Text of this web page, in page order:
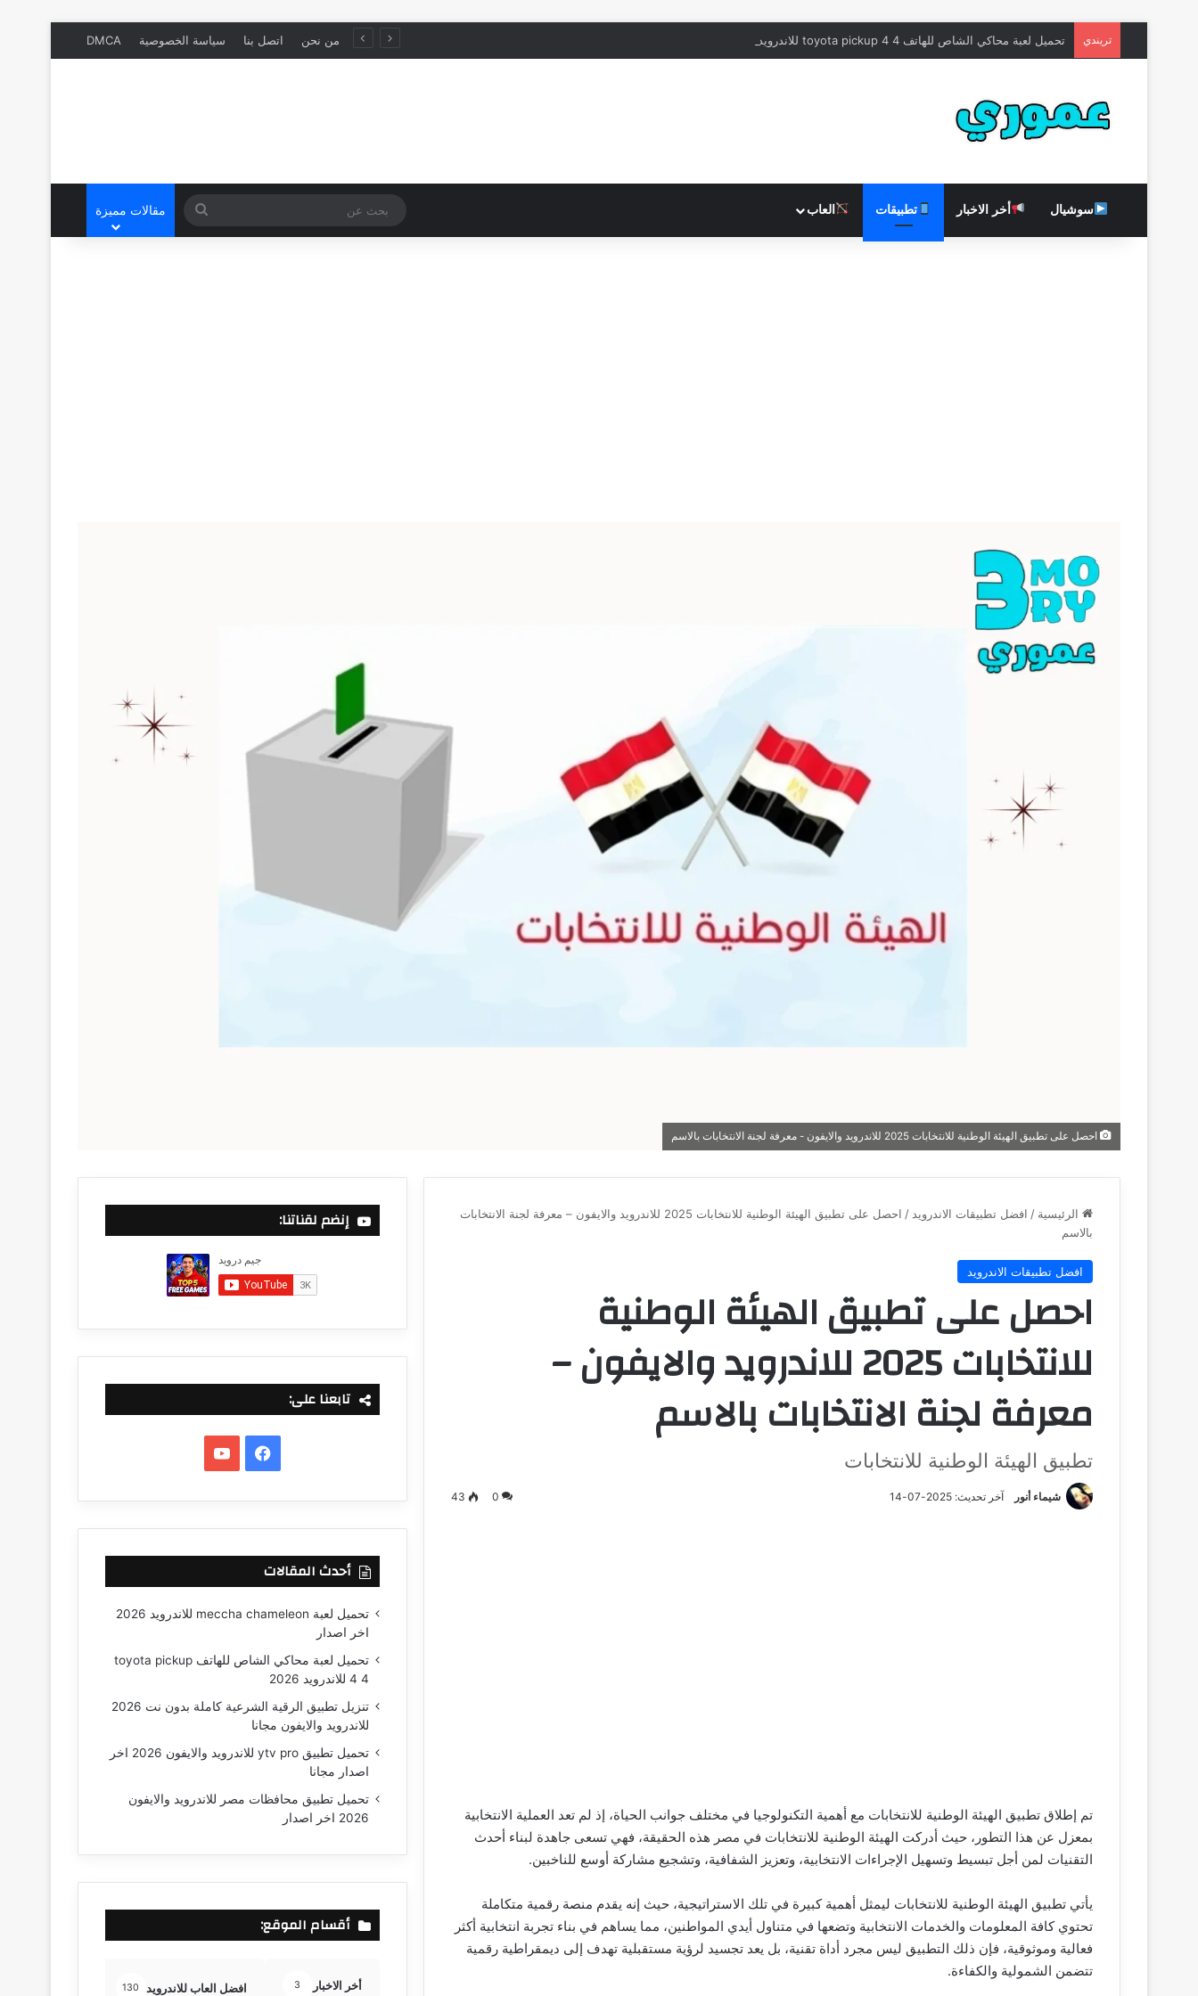
تريندي تحميل لعبة محاكي الشاص للهاتف toyota pickup 4 4 للاندرويد 2026 من نحن اتصل بنا سياسة الخصوصية DMCA
سوشيال أخر الاخبار تطبيقات العاب
بحث
عن
مقالات مميزة
احصل على تطبيق الهيئة الوطنية للانتخابات 2025 للاندرويد والايفون - معرفة لجنة الانتخابات بالاسم
الرئيسية / افضل تطبيقات الاندرويد/
احصل على تطبيق الهيئة الوطنية للانتخابات 2025 للاندرويد والايفون – معرفة لجنة الانتخابات
بالاسم
افضل تطبيقات الاندرويد
احصل على تطبيق الهيئة الوطنية
للانتخابات 2025 للاندرويد والايفون –
معرفة لجنة الانتخابات بالاسم
تطبيق الهيئة الوطنية للانتخابات
شيماء أنور آخر تحديث: 2025-07-14 0
43
تم إطلاق تطبيق الهيئة الوطنية للانتخابات مع أهمية التكنولوجيا في مختلف جوانب الحياة، إذ لم تعد العملية الانتخابية
بمعزل عن هذا التطور، حيث أدركت الهيئة الوطنية للانتخابات في مصر هذه الحقيقة، فهي تسعى جاهدة لبناء أحدث
التقنيات لمن أجل تبسيط وتسهيل الإجراءات الانتخابية، وتعزيز الشفافية، وتشجيع مشاركة أوسع للناخبين.
يأتي تطبيق الهيئة الوطنية للانتخابات ليمثل أهمية كبيرة في تلك الاستراتيجية، حيث إنه يقدم منصة رقمية متكاملة
تحتوي كافة المعلومات والخدمات الانتخابية وتضعها في متناول أيدي المواطنين، مما يساهم في بناء تجربة انتخابية أكثر
فعالية وموثوقية، فإن ذلك التطبيق ليس مجرد أداة تقنية، بل يعد تجسيد لرؤية مستقبلية تهدف إلى ديمقراطية رقمية
تتضمن الشمولية والكفاءة.
إنضم لقناتنا:
تابعنا على:
فيسبوك‫YouTube
أحدث المقالات
تحميل لعبة meccha chameleon للاندرويد 2026
اخر اصدار
تحميل لعبة محاكي الشاص للهاتف toyota pickup
4 4 للاندرويد 2026
تنزيل تطبيق الرقية الشرعية كاملة بدون نت 2026
للاندرويد والايفون مجانا
تحميل تطبيق ytv pro للاندرويد والايفون 2026 اخر
اصدار مجانا
تحميل تطبيق محافظات مصر للاندرويد والايفون
2026 اخر اصدار
أقسام الموقع:
أخر الاخبار 3 افضل العاب للاندرويد 130